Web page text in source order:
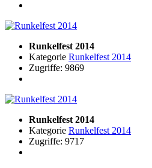
Runkelfest 2014
Kategorie Runkelfest 2014
Zugriffe: 9869
Runkelfest 2014
Kategorie Runkelfest 2014
Zugriffe: 9717